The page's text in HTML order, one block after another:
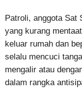
Patroli, anggota Sat
yang kurang
keluar rumah dan
selalu mencuci
mengalir atau
dalam rangka